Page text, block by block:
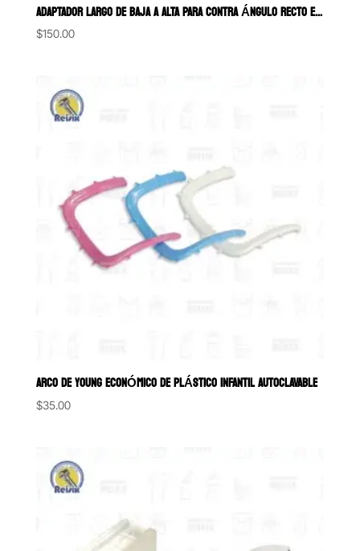
ADAPTADOR LARGO DE BAJA A ALTA PARA CONTRA ÁNGULO RECTO EDENTA
$150.00
ARCO DE YOUNG ECONÓMICO DE PLÁSTICO INFANTIL AUTOCLAVABLE
$35.00